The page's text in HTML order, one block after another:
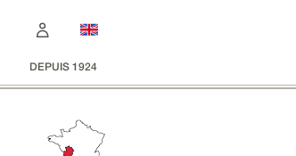
DEPUIS 1924